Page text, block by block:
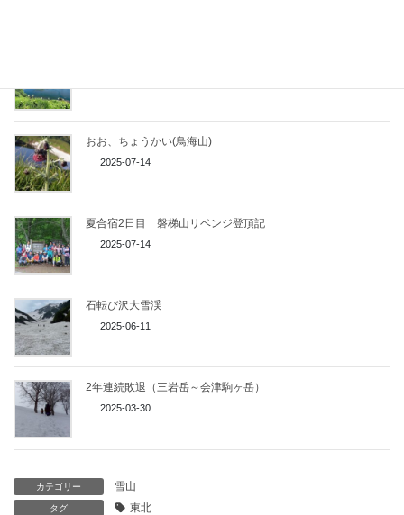
おお、ちょうかい(鳥海山)
2025-07-14
夏合宿2日目 磐梯山リベンジ登頂記
2025-07-14
石転び沢大雪渓
2025-06-11
2年連続敗退（三岩岳～会津駒ヶ岳）
2025-03-30
カテゴリー 雪山
タグ 東北